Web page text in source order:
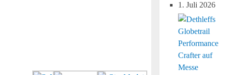
Sonntagsessen:
Boarische
1. Juli 2026